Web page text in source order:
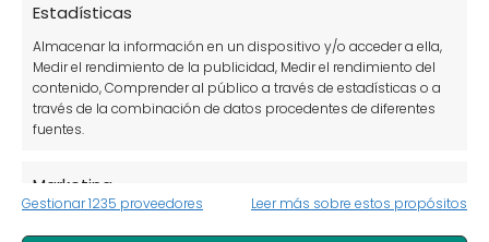
Estadísticas
Almacenar la información en un dispositivo y/o acceder a ella,
Medir el rendimiento de la publicidad, Medir el rendimiento del
contenido, Comprender al público a través de estadísticas o a
través de la combinación de datos procedentes de diferentes
fuentes.
Marketing
Gestionar 1235 proveedores Leer más sobre estos propósitos
tu huerto